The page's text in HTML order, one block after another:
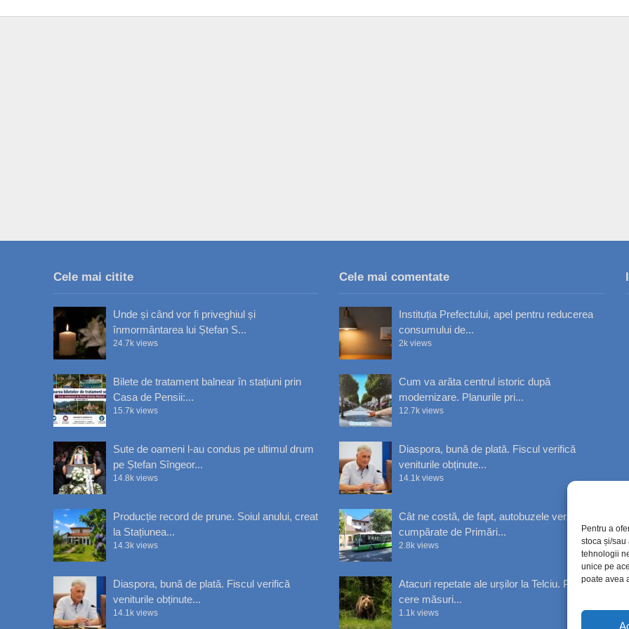
Pentru a
stoca și/sau
tehnologii
unice pe
poate avea
Cele mai citite
Unde și când vor fi priveghiul și
înmormântarea lui Ștefan S...
24.7k views
Bilete de tratament balnear în stațiuni prin
Casa de Pensii:...
15.7k views
Sute de oameni l-au condus pe ultimul drum
pe Ștefan Sîngeor...
14.8k views
Producție record de prune. Soiul anului, creat
la Stațiunea...
14.3k views
Diaspora, bună de plată. Fiscul verifică
veniturile obținute...
14.1k views
Cele mai comentate
Instituția Prefectului, apel pentru reducerea
consumului de...
2k views
Cum va arăta centrul istoric după
modernizare. Planurile pri...
12.7k views
Diaspora, bună de plată. Fiscul verifică
veniturile obținute...
14.1k views
Cât ne costă, de fapt, autobuzele verzi
cumpărate de Primări...
2.8k views
Atacuri repetate ale urșilor la Telciu. Primăria
cere măsuri...
1.1k views